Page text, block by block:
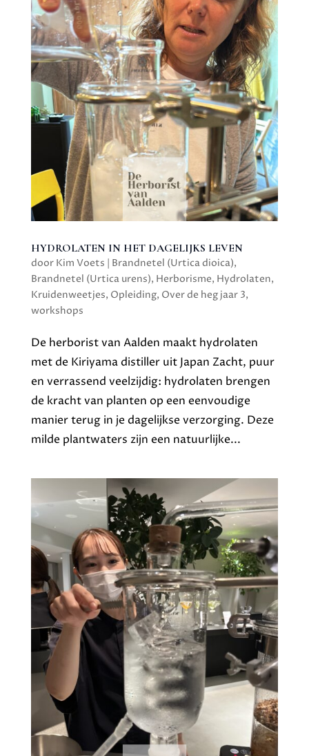
HYDROLATEN IN HET DAGELIJKS LEVEN
door Kim Voets Brandnetel (Urtica dioica),
Brandnetel (Urtica urens), Herborisme, Hydrolaten,
Kruidenweetjes, Opleiding, Over de heg jaar 3,
workshops
De herborist van Aalden maakt hydrolaten
met de Kiriyama distiller uit Japan Zacht, puur
en verrassend veelzijdig: hydrolaten brengen
de kracht van planten op een eenvoudige
manier terug in je dagelijkse verzorging. Deze
milde plantwaters zijn een natuurlijke...